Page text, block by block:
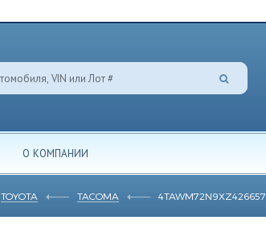
О КОМПАНИИ
TOYOTA TACOMA 4TAWM72N9XZ426657